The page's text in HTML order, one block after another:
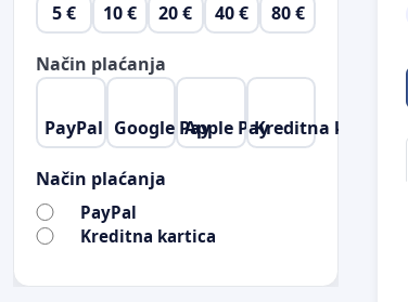
5 € 10 € 20 € 40 € 80 €
Način plaćanja
PayPal Google PayApple PayKreditna kartica
Način plaćanja
PayPal
Kreditna kartica